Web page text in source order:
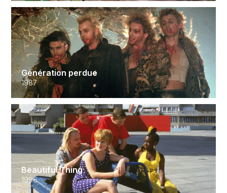
Génération perdue
1987
Beautiful Thing
1996